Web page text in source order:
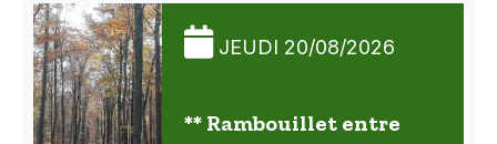
JEUDI 20/08/2026
** Rambouillet entre